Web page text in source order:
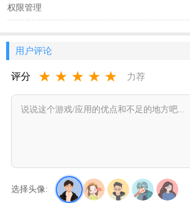
权限管理
用户评论
评分 ★ ★ ★ ★ ★ 力荐
选择头像: